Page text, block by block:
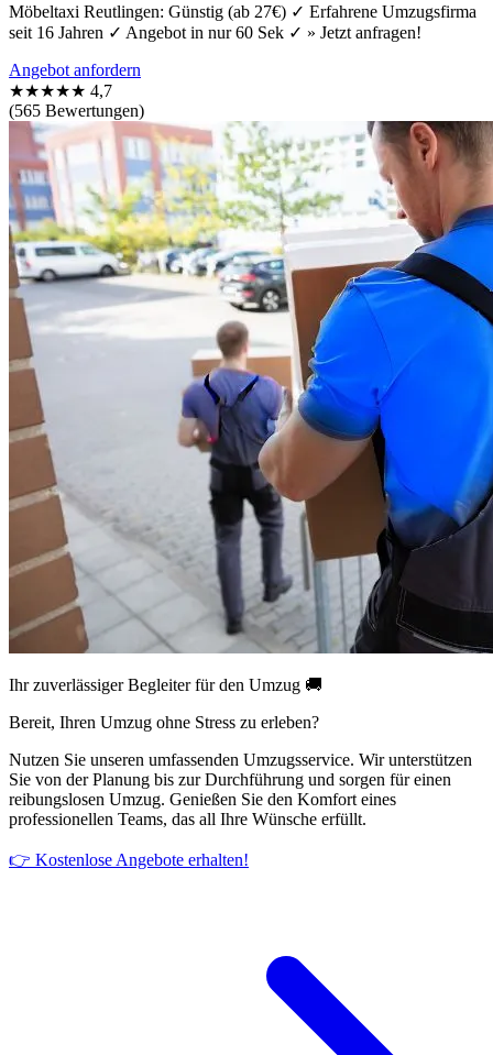
Möbeltaxi Reutlingen: Günstig (ab 27€) ✓ Erfahrene Umzugsfirma
seit 16 Jahren ✓ Angebot in nur 60 Sek ✓ » Jetzt anfragen!
Angebot anfordern
★★★★★ 4,7
(565 Bewertungen)
Ihr zuverlässiger Begleiter für den Umzug 🚚
Bereit, Ihren Umzug ohne Stress zu erleben?
Nutzen Sie unseren umfassenden Umzugsservice. Wir unterstützen
Sie von der Planung bis zur Durchführung und sorgen für einen
reibungslosen Umzug. Genießen Sie den Komfort eines
professionellen Teams, das all Ihre Wünsche erfüllt.
👉 Kostenlose Angebote erhalten!